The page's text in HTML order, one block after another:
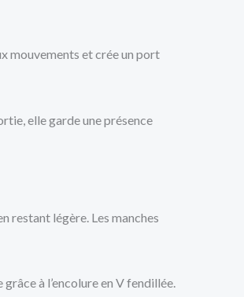
mouvements et crée un port
elle garde une présence
restant légère. Les manches
à l’encolure en V fendillée.